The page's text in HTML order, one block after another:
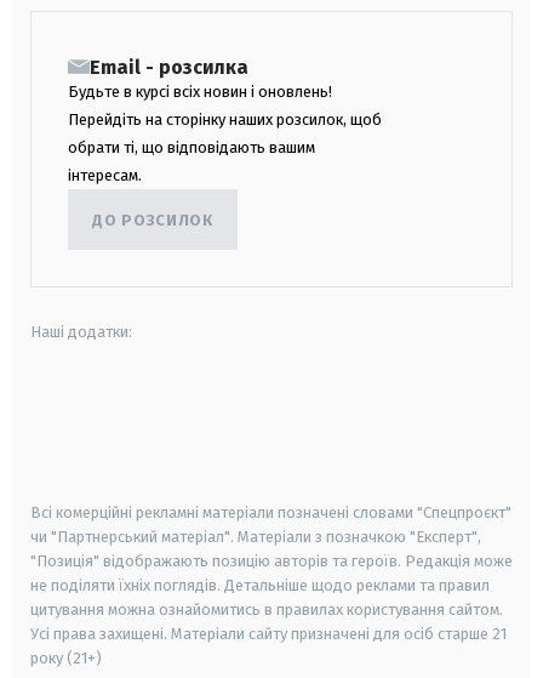
Email - розсилка
Будьте в курсі всіх новин і оновлень!
Перейдіть на сторінку наших розсилок, щоб
обрати ті, що відповідають вашим
інтересам.
ДО РОЗСИЛОК
Наші додатки:
Всі комерційні рекламні матеріали позначені словами "Спецпроєкт"
чи "Партнерський матеріал". Матеріали з позначкою "Експерт",
"Позиція" відображають позицію авторів та героїв. Редакція може
не поділяти їхніх поглядів. Детальніше щодо реклами та правил
цитування можна ознайомитись в правилах користування сайтом.
Усі права захищені. Матеріали сайту призначені для осіб старше 21
року (21+)